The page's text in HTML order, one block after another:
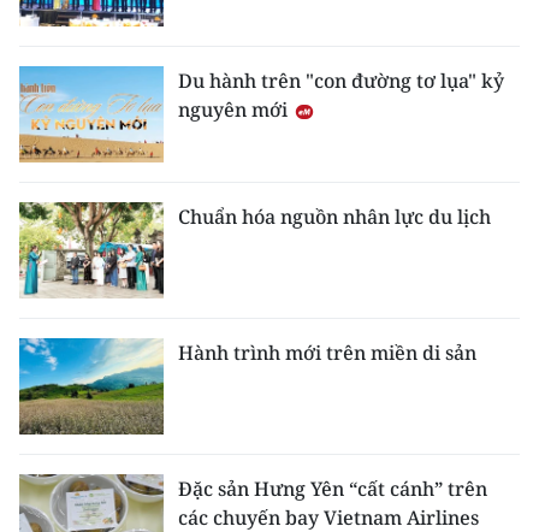
Du hành trên "con đường tơ lụa" kỷ
nguyên mới
Chuẩn hóa nguồn nhân lực du lịch
Hành trình mới trên miền di sản
Đặc sản Hưng Yên “cất cánh” trên
các chuyến bay Vietnam Airlines